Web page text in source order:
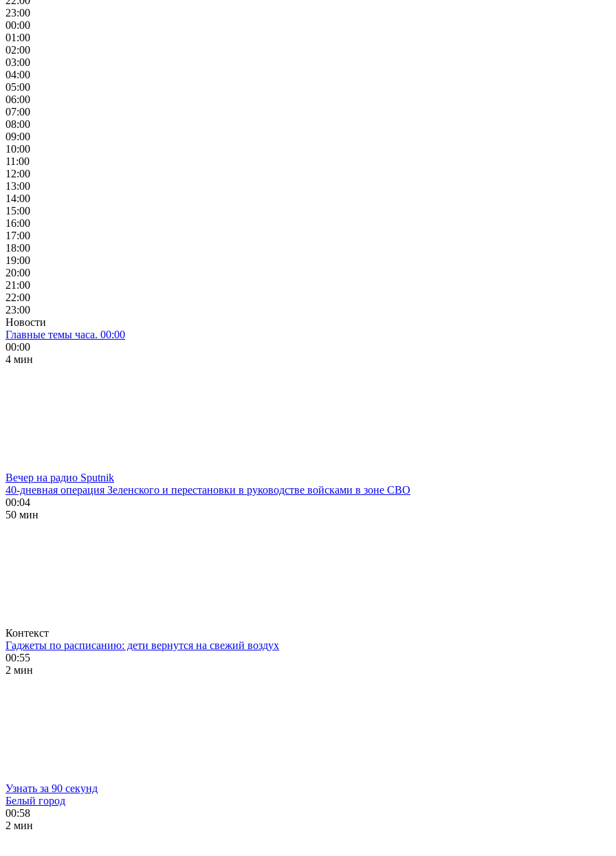
23:00
00:00
01:00
02:00
03:00
04:00
05:00
06:00
07:00
08:00
09:00
10:00
11:00
12:00
13:00
14:00
15:00
16:00
17:00
18:00
19:00
20:00
21:00
22:00
23:00
Новости
Главные темы часа. 00:00
00:00
4 мин
Вечер на радио Sputnik
40-дневная операция Зеленского и перестановки в руководстве войсками в зоне СВО
00:04
50 мин
Контекст
Гаджеты по расписанию: дети вернутся на свежий воздух
00:55
2 мин
Узнать за 90 секунд
Белый город
00:58
2 мин